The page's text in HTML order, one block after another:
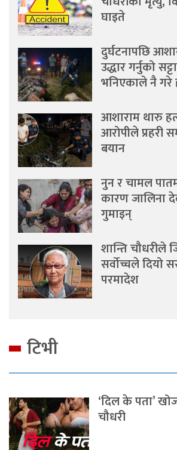
घाइते
दुर्घटनापछि
उद्धार गर्नुको
भनिएकाले नै गरे
आशाराम थारु
आरोपीले प्रहरी
बयान
नुन र चामल
कारण जालिना
गुमाइन्
शान्ति चौधरीले
सर्वोच्चले दियो
परमादेश
टिभी
‘दिल के पता’
चौधरी